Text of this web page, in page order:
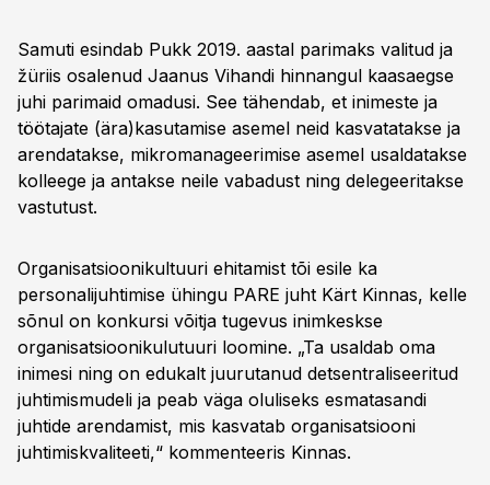
Samuti esindab Pukk 2019. aastal parimaks valitud ja
žüriis osalenud Jaanus Vihandi hinnangul kaasaegse
juhi parimaid omadusi. See tähendab, et inimeste ja
töötajate (ära)kasutamise asemel neid kasvatatakse ja
arendatakse, mikromanageerimise asemel usaldatakse
kolleege ja antakse neile vabadust ning delegeeritakse
vastutust.
Organisatsioonikultuuri ehitamist tõi esile ka
personalijuhtimise ühingu PARE juht Kärt Kinnas, kelle
sõnul on konkursi võitja tugevus inimkeskse
organisatsioonikulutuuri loomine. „Ta usaldab oma
inimesi ning on edukalt juurutanud detsentraliseeritud
juhtimismudeli ja peab väga oluliseks esmatasandi
juhtide arendamist, mis kasvatab organisatsiooni
juhtimiskvaliteeti,“ kommenteeris Kinnas.